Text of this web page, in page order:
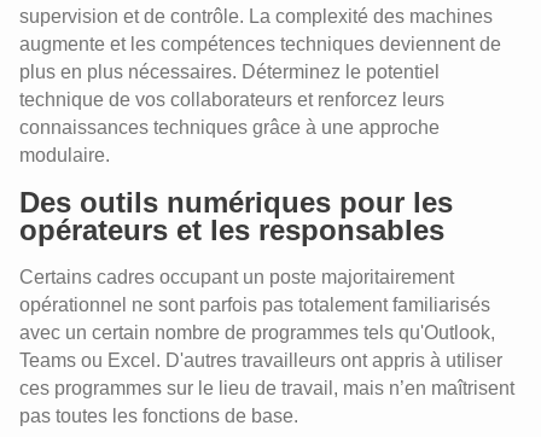
supervision et de contrôle. La complexité des machines
augmente et les compétences techniques deviennent de
plus en plus nécessaires. Déterminez le potentiel
technique de vos collaborateurs et renforcez leurs
connaissances techniques grâce à une approche
modulaire.
Des outils numériques pour les
opérateurs et les responsables
Certains cadres occupant un poste majoritairement
opérationnel ne sont parfois pas totalement familiarisés
avec un certain nombre de programmes tels qu'Outlook,
Teams ou Excel. D'autres travailleurs ont appris à utiliser
ces programmes sur le lieu de travail, mais n’en maîtrisent
pas toutes les fonctions de base.
Une digitalisation réussie avec vos
travailleurs
Quel management adopter à l’ère de la
transformation numérique ?
Consignes de travail et transfert de
connaissances
Recherche et développement sur la